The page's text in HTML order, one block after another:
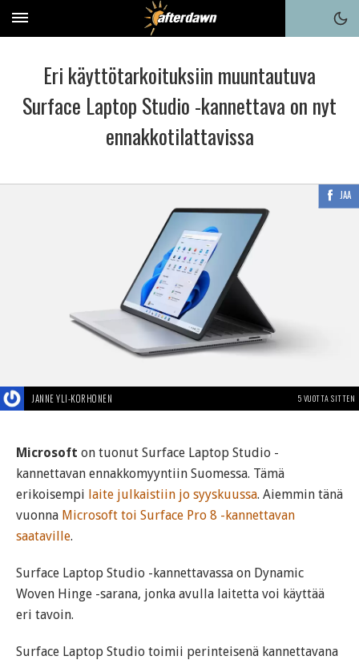
Eri käyttötarkoituksiin muuntautuva
Surface Laptop Studio -kannettava on nyt
ennakkotilattavissa
JAA
JANNE YLI-KORHONEN 5 VUOTTA SITTEN
Microsoft on tuonut Surface Laptop Studio -
kannettavan ennakkomyyntiin Suomessa. Tämä
erikoisempi laite julkaistiin jo syyskuussa. Aiemmin tänä
vuonna Microsoft toi Surface Pro 8 -kannettavan
saataville.
Surface Laptop Studio -kannettavassa on Dynamic
Woven Hinge -sarana, jonka avulla laitetta voi käyttää
eri tavoin.
Surface Laptop Studio toimii perinteisenä kannettavana